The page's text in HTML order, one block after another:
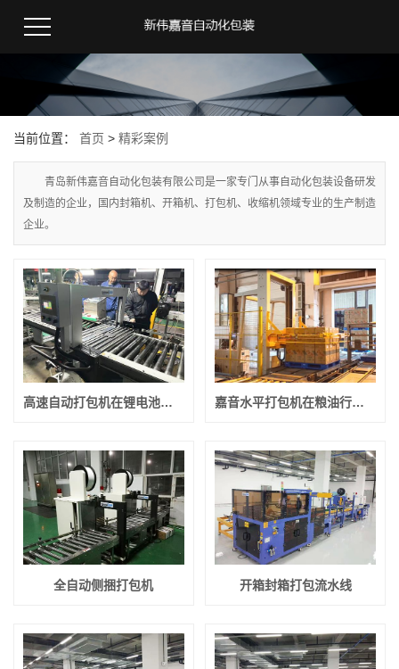
当前位置： 首页 > 精彩案例
青岛新伟嘉音自动化包装有限公司是一家专门从事自动化包装设备研发
及制造的企业，国内封箱机、开箱机、打包机、收缩机领域专业的生产制造
企业。
高速自动打包机在锂电池行业中的应用 嘉音水平打包机在粮油行业中应用
全自动侧捆打包机 开箱封箱打包流水线